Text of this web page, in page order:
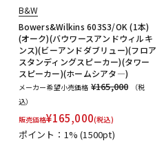
B&W
Bowers&Wilkins 603S3/OK (1本)
(オーク)(バウワースアンドウィルキ
ンス)(ビーアンドダブリュー)(フロア
スタンディングスピーカー)(タワー
スピーカー)(ホームシアタ―)
メーカー希望小売価格 ¥165,000
（税
込）
販売価格¥165,000(税込)
ポイント：1%(1500pt)